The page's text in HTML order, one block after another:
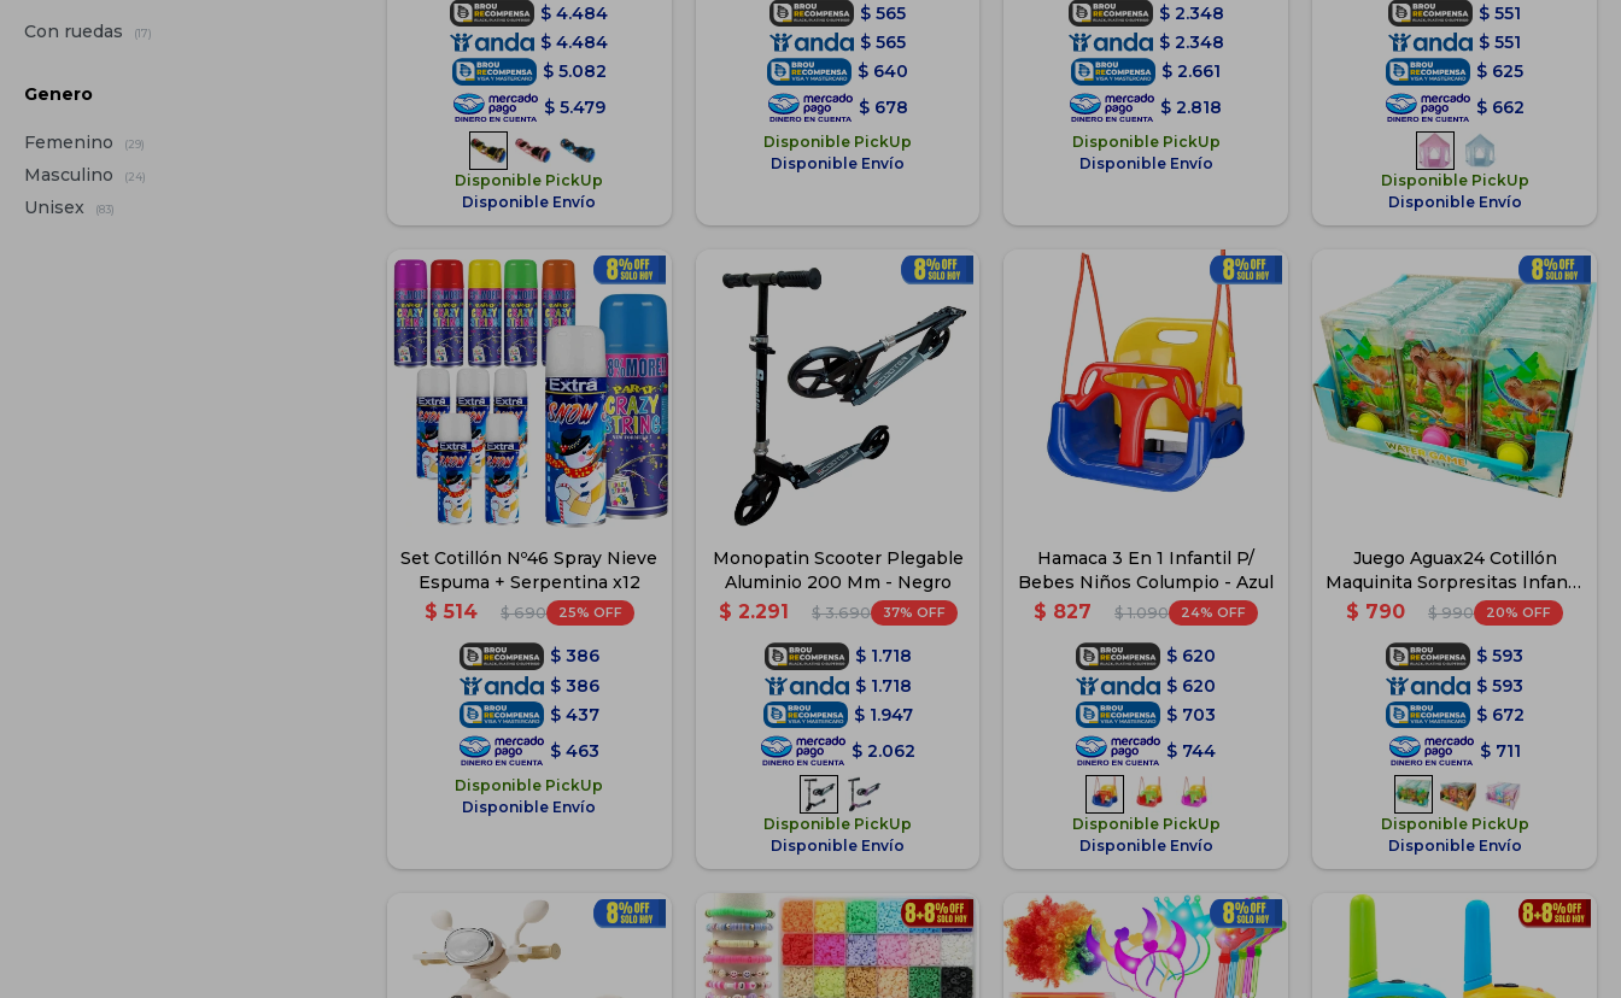
$ 4.484
$ 4.484
$ 5.082
$ 5.479
Disponible PickUp
Disponible Envío
$ 565
$ 565
$ 640
$ 678
Disponible PickUp
Disponible Envío
$ 2.348
$ 2.348
$ 2.661
$ 2.818
Disponible PickUp
Disponible Envío
$ 551
$ 551
$ 625
$ 662
Disponible PickUp
Disponible Envío
Set Cotillón Nº46 Spray Nieve
Espuma + Serpentina x12
$ 514 $ 690 25
$ 386
$ 386
$ 437
$ 463
Disponible PickUp
Disponible Envío
Monopatin Scooter Plegable
Aluminio 200 Mm - Negro
$ 2.291 $ 3.690 37
$ 1.718
$ 1.718
$ 1.947
$ 2.062
Disponible PickUp
Disponible Envío
Hamaca 3 En 1 Infantil P/
Bebes Niños Columpio - Azul
$ 827 $ 1.090 24
$ 620
$ 620
$ 703
$ 744
Disponible PickUp
Disponible Envío
Juego Aguax24 Cotillón
Maquinita Sorpresitas Infantil
- Dino
$ 790 $ 990 20
$ 593
$ 593
$ 672
$ 711
Disponible PickUp
Disponible Envío
Con ruedas (17)
Genero
Femenino (29)
Masculino (24)
Unisex (83)